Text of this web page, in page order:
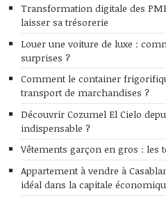
Transformation digitale des
laisser sa trésorerie
Louer une voiture de luxe :
surprises ?
Comment le container
transport de marchandises ?
Découvrir Cozumel El Cielo
indispensable ?
Vêtements garçon en gros : les
Appartement à vendre à
idéal dans la capitale